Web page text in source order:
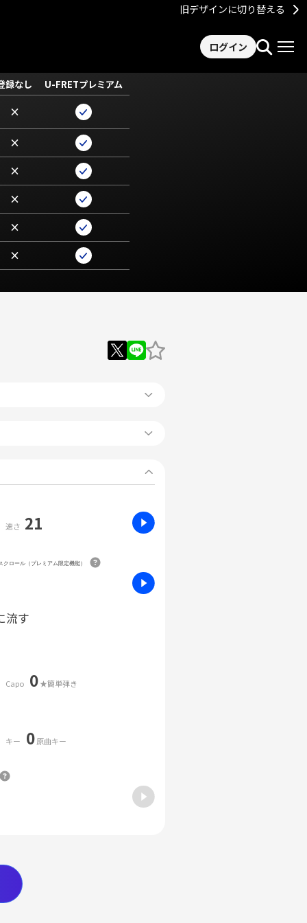
旧デザインに切り替える
ログイン
録なし U-FRETプレミアム
×
×
×
×
×
×
速さ 21
クロール（プレミアム限定機能）
流す
Capo 0★簡単弾き
キー 0原曲キー